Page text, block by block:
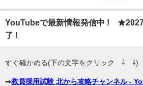
YouTubeで最新情報発信中 ! ★2027
了 !
すぐ確かめる(下の文字をクリック ⇩ ⇩)
➡教員採用試験 北から攻略チャンネル -